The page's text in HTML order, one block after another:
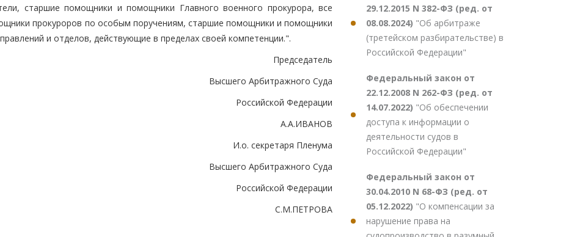
старшие помощники и помощники Главного военного прокурора, все
прокуроров по особым поручениям, старшие помощники и помощники
и отделов, действующие в пределах своей компетенции.".
Председатель
Высшего Арбитражного Суда
Российской Федерации
А.А.ИВАНОВ
И.о. секретаря Пленума
Высшего Арбитражного Суда
Российской Федерации
С.М.ПЕТРОВА
29.12.2015 N 382-ФЗ (ред. от
08.08.2024) "Об арбитраже
(третейском разбирательстве) в
Российской Федерации"
Федеральный закон от
22.12.2008 N 262-ФЗ (ред. от
14.07.2022) "Об обеспечении
доступа к информации о
деятельности судов в
Российской Федерации"
Федеральный закон от
30.04.2010 N 68-ФЗ (ред. от
05.12.2022) "О компенсации за
нарушение права на